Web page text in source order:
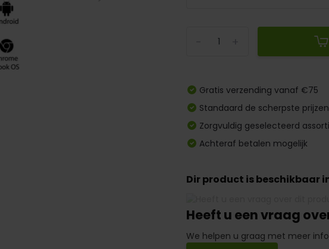
Gratis verzending vanaf €75
Standaard de scherpste prijzen
Zorgvuldig geselecteerd
Achteraf betalen mogelijk
Dir product is beschikbaar
Heeft u een vraag
We helpen u graag met meer